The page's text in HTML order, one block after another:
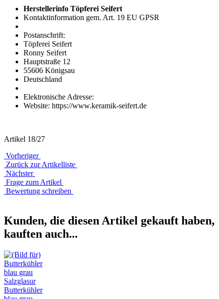
Herstellerinfo Töpferei Seifert
Kontaktinformation gem. Art. 19 EU GPSR
Postanschrift:
Töpferei Seifert
Ronny Seifert
Hauptstraße 12
55606 Königsau
Deutschland
Elektronische Adresse:
Website: https://www.keramik-seifert.de
Artikel 18/27
Vorheriger
Zurück zur Artikelliste
Nächster
Frage zum Artikel
Bewertung schreiben
Kunden, die diesen Artikel gekauft haben,
kauften auch...
Butterkühler